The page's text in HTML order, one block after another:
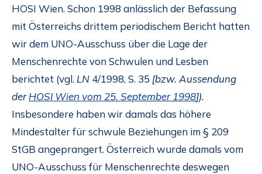
HOSI Wien. Schon 1998 anlässlich der Befassung
mit Österreichs drittem periodischem Bericht hatten
wir dem UNO-Ausschuss über die Lage der
Menschenrechte von Schwulen und Lesben
berichtet (vgl.LN 4/1998, S. 35 [bzw. Aussendung
derHOSI Wien vom 25. September 1998]).
Insbesondere haben wir damals das höhere
Mindestalter für schwule Beziehungen im § 209
StGB angeprangert. Österreich wurde damals vom
UNO-Ausschuss für Menschenrechte deswegen